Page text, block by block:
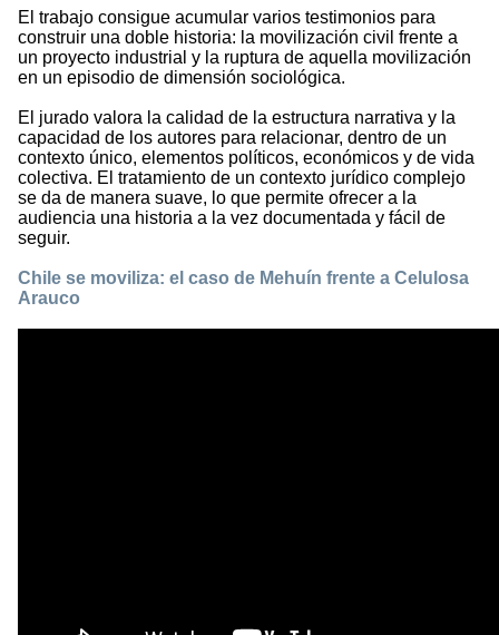
El trabajo consigue acumular varios testimonios para
construir una doble historia: la movilización civil frente a
un proyecto industrial y la ruptura de aquella movilización
en un episodio de dimensión sociológica.
El jurado valora la calidad de la estructura narrativa y la
capacidad de los autores para relacionar, dentro de un
contexto único, elementos políticos, económicos y de vida
colectiva. El tratamiento de un contexto jurídico complejo
se da de manera suave, lo que permite ofrecer a la
audiencia una historia a la vez documentada y fácil de
seguir.
Chile se moviliza: el caso de Mehuín frente a Celulosa
Arauco